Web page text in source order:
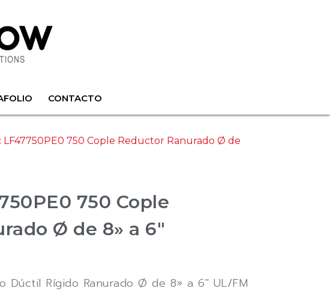
CONTACTO
LF47750PE0 750 Cople Reductor Ranurado Ø de
750 Cople
Ø de 8» a 6″
Rígido Ranurado Ø de 8» a 6″ UL/FM